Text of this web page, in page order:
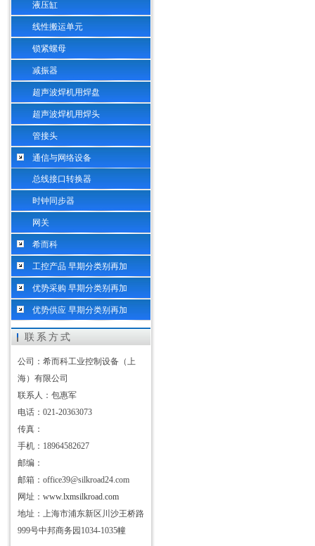
液压缸
线性搬运单元
锁紧螺母
减振器
超声波焊机用焊盘
超声波焊机用焊头
管接头
通信与网络设备
总线接口转换器
时钟同步器
网关
希而科
工控产品 早期分类别再加
优势采购 早期分类别再加
优势供应 早期分类别再加
联系方式
公司：希而科工业控制设备（上
海）有限公司
联系人：包惠军
电话：021-20363073
传真：
手机：18964582627
邮编：
邮箱：office39@silkroad24.com
网址： www.lxmsilkroad.com
地址：上海市浦东新区川沙王桥路
999号中邦商务园1034-1035幢